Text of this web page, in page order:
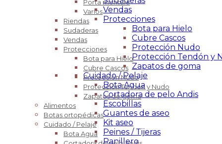
Vendas
Protecciones
Bota para Hielo
Cubre Cascos
Protección Nudo
Protección Tendón y
Zapatos de goma
Cuidado / Pelaje
Bota Agua
Cortadora de pelo Andis
Escobillas
Guantes de aseo
Kit aseo
Peines / Tijeras
Ranillero
Porta montura
Varios
Riendas
Sudaderas
Vendas
Protecciones
Bota para Hielo
Cubre Cascos
Protección Nudo
Protección Tendón y Nudo
Zapatos de goma
Alimentos
Botas ortopédicas
Cuidado / Pelaje
Bota Agua